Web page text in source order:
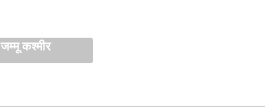
जम्मू कश्मीर